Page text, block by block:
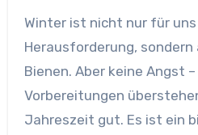
Winter ist nicht nur für uns
Herausforderung,
Bienen. Aber keine Angst
Vorbereitungen
Jahreszeit gut. Es ist ein